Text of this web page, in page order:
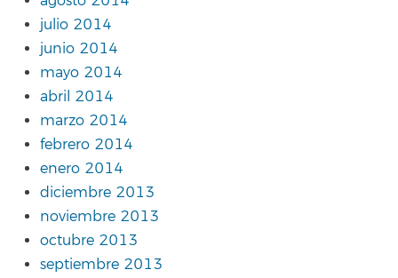
julio 2014
junio 2014
mayo 2014
abril 2014
marzo 2014
febrero 2014
enero 2014
diciembre 2013
noviembre 2013
octubre 2013
septiembre 2013